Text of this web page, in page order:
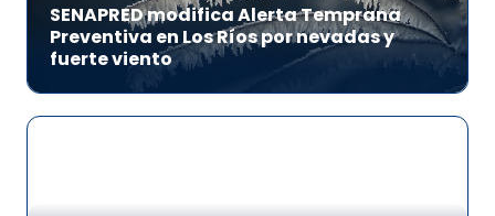
SENAPRED modifica Alerta Temprana
Preventiva en Los Ríos por nevadas y
fuerte viento